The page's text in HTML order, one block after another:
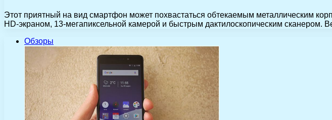
Этот приятный на вид смартфон может похвастаться обтекаемым металлическим
HD-экраном, 13-мегапиксельной камерой и быстрым дактилоскопическим сканером.
Обзоры